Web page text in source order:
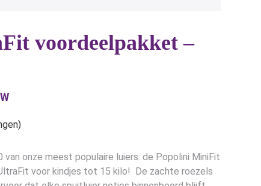
voordeelpakket –
onze meest populaire luiers: de Popolini MiniFit
voor kindjes tot 15 kilo! De zachte roezels